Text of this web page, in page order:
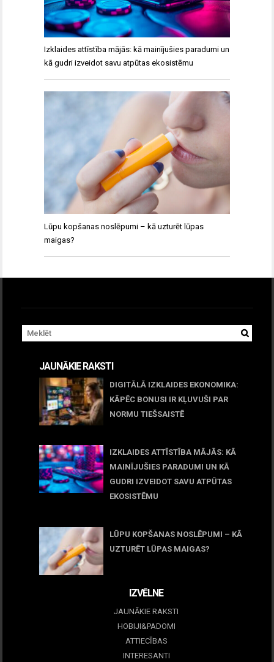
Izklaides attīstība mājās: kā mainījušies paradumi un
kā gudri izveidot savu atpūtas ekosistēmu
Lūpu kopšanas noslēpumi – kā uzturēt lūpas
maigas?
JAUNĀKIE RAKSTI
DIGITĀLĀ IZKLAIDES EKONOMIKA:
KĀPĒC BONUSI IR KĻUVUŠI PAR
NORMU TIEŠSAISTĒ
IZKLAIDES ATTĪSTĪBA MĀJĀS: KĀ
MAINĪJUŠIES PARADUMI UN KĀ
GUDRI IZVEIDOT SAVU ATPŪTAS
EKOSISTĒMU
LŪPU KOPŠANAS NOSLĒPUMI – KĀ
UZTURĒT LŪPAS MAIGAS?
IZVĒLNE
JAUNĀKIE RAKSTI
HOBIJI&PADOMI
ATTIECĪBAS
INTERESANTI